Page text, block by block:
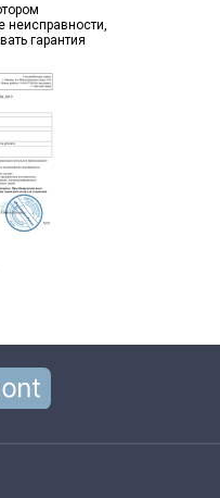
неисправности,
гарантия